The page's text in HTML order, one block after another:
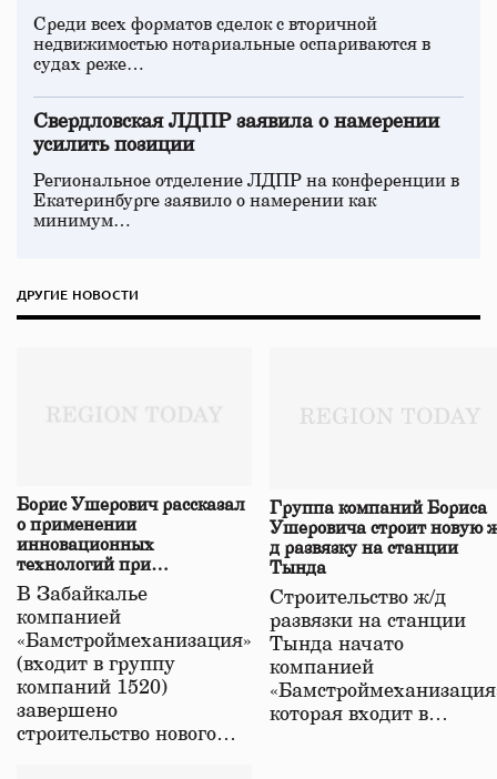
Среди всех форматов сделок с вторичной
недвижимостью нотариальные оспариваются в
судах реже…
Свердловская ЛДПР заявила о намерении
усилить позиции
Региональное отделение ЛДПР на конференции в
Екатеринбурге заявило о намерении как
минимум…
ДРУГИЕ НОВОСТИ
Борис Ушерович рассказал
о применении
инновационных
технологий при
строительстве нового моста
в Забайкалье
В Забайкалье
компанией
«Бамстроймеханизация»
(входит в группу
компаний 1520)
завершено
строительство нового…
Группа компаний Бориса
Ушеровича строит новую
д развязку на станции
Тында
Строительство ж/д
развязки на станции
Тында начато
компанией
которая входит в…